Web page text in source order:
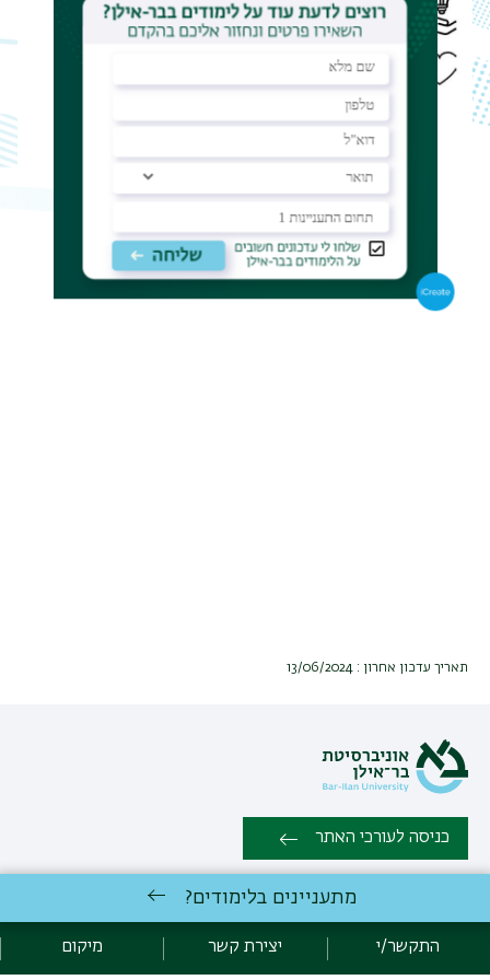
תאריך עדכון אחרון : 13/06/2024
כניסה לעורכי האתר
כל הזכויות שמורות: המחלקה לתרבות צרפת, הפקולטה למדעי הרוח |
03-7384101 |
מתעניינים בלימודים?
התקשר/י יצירת קשר מיקום